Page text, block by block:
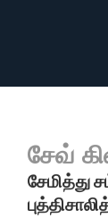
சேவ்
சேமித்து